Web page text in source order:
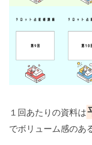
１回あたりの資料は
でボリューム感のあ